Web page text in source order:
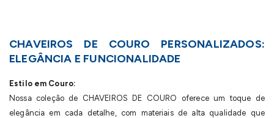
CHAVEIROS DE COURO PERSONALIZADOS:
ELEGÂNCIA E FUNCIONALIDADE
Estilo em Couro:
Nossa coleção de CHAVEIROS DE COURO oferece um toque de
elegância em cada detalhe, com materiais de alta qualidade que